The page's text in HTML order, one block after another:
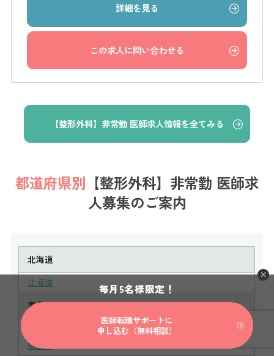
詳細を見る
この求人に問い合わせる
【整形外科】非常勤 医師求人情報を全てみる
都道府県別 【整形外科】非常勤 医師求
人募集のご案内
北海道
北海道
東北
岩手県 宮城県 秋田県
福島県
毎月5名様限定！
医師転職サポートに
申し込む（無料相談）